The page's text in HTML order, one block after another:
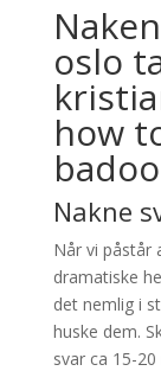
oslo
how
Nakne
Når vi påstår
dramatiske
det nemlig i
huske dem.
svar ca 15-